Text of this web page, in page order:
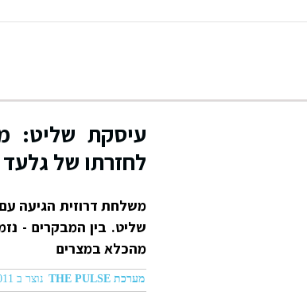
עיסקת שליט:
לחזרתו של גלעד
משלחת דרוזית הגיעה
שליט. בין המבקרים -
מהכלא במצרים
מערכת THE PULSE נוצר ב 14.10.2011 05:10